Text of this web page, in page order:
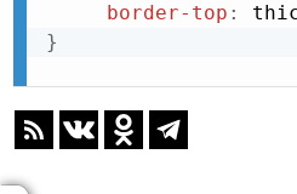
border-top :
}